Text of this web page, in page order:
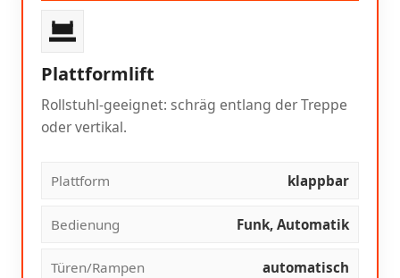
Plattformlift
Rollstuhl-geeignet: schräg entlang der Treppe
oder vertikal.
Plattform klappbar
Bedienung Funk, Automatik
Türen/Rampen automatisch